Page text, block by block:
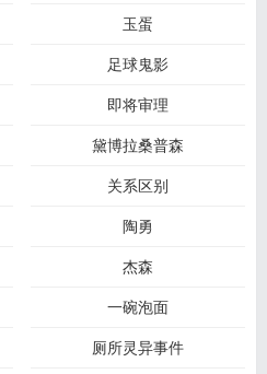
玉蛋
足球鬼影
即将审理
黛博拉桑普森
关系区别
陶勇
杰森
一碗泡面
厕所灵异事件